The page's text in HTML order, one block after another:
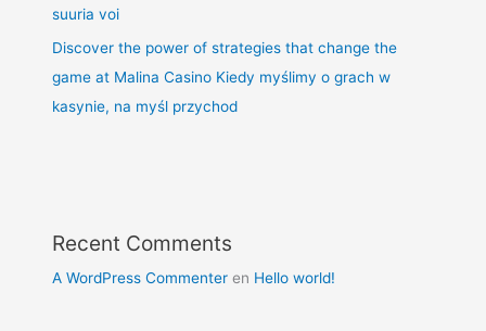
suuria voi
Discover the power of strategies that change the
game at Malina Casino Kiedy myślimy o grach w
kasynie, na myśl przychod
Recent Comments
A WordPress Commenter en Hello world!